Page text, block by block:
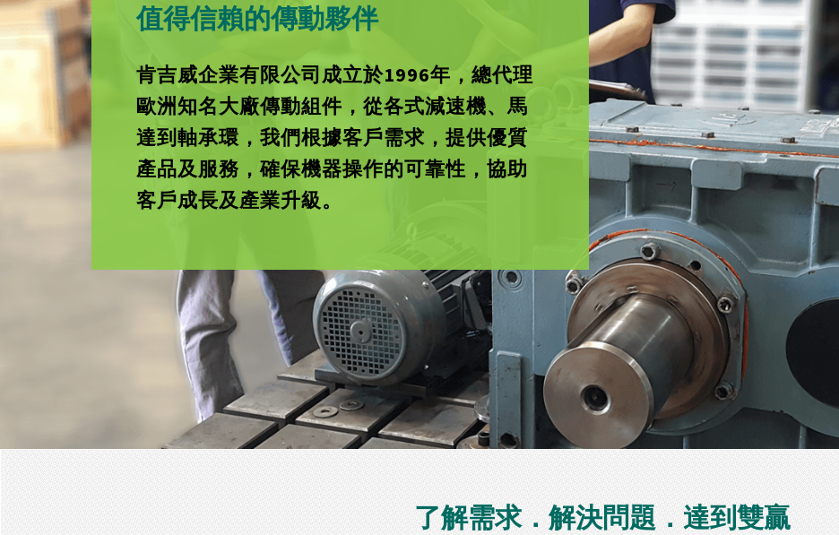
值得信賴的傳動夥伴
肯吉威企業有限公司成立於1996年，總代理
歐洲知名大廠傳動組件，從各式減速機、馬
達到軸承環，我們根據客戶需求，提供優質
產品及服務，確保機器操作的可靠性，協助
客戶成長及產業升級。
了解需求．解決問題．達到雙贏